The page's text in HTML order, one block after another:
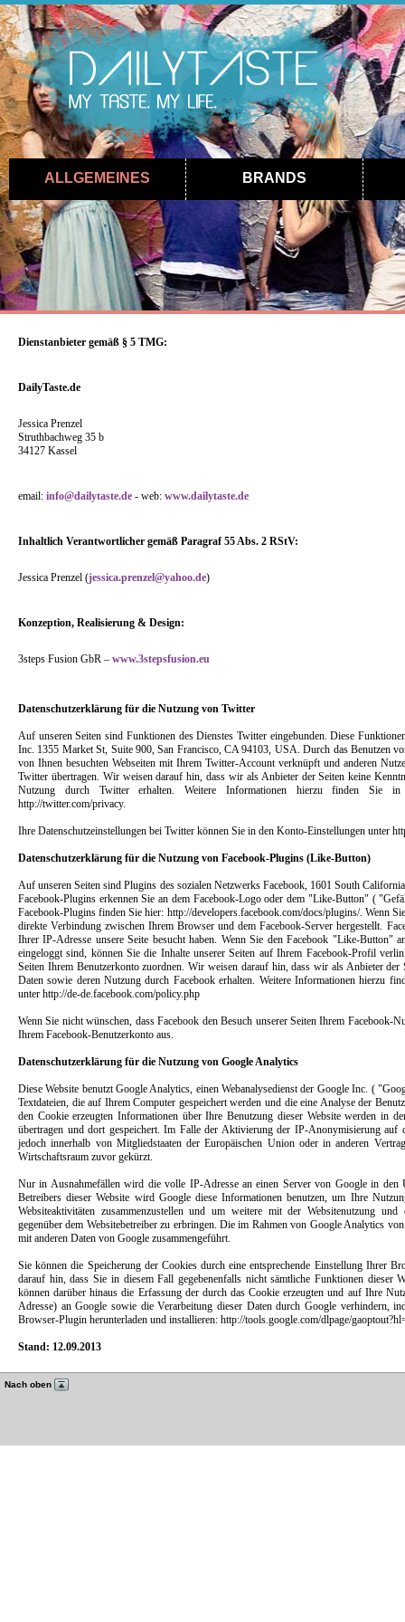
ALLGEMEINES BRANDS
Dienstanbieter gemäß § 5 TMG:
DailyTaste.de
Jessica Prenzel
Struthbachweg 35 b
34127 Kassel
email: info@dailytaste.de - web: www.dailytaste.de
Inhaltlich Verantwortlicher gemäß Paragraf 55 Abs. 2 RStV:
Jessica Prenzel (jessica.prenzel@yahoo.de)
Konzeption, Realisierung & Design:
3steps Fusion GbR – www.3stepsfusion.eu
Datenschutzerklärung für die Nutzung von Twitter
Auf unseren Seiten sind Funktionen des Dienstes Twitter eingebunden. Diese
Inc. 1355 Market St, Suite 900, San Francisco, CA 94103, USA. Durch das Benutzen
von Ihnen besuchten Webseiten mit Ihrem Twitter-Account verknüpft und anderen
Twitter übertragen. Wir weisen darauf hin, dass wir als Anbieter der Seiten keine
Nutzung durch Twitter erhalten. Weitere Informationen hierzu finden Sie
http://twitter.com/privacy.
Ihre Datenschutzeinstellungen bei Twitter können Sie in den Konto-Einstellungen unter
Datenschutzerklärung für die Nutzung von Facebook-Plugins (Like-Button)
Auf unseren Seiten sind Plugins des sozialen Netzwerks Facebook, 1601 South
Facebook-Plugins erkennen Sie an dem Facebook-Logo oder dem "Like-Button" (
Facebook-Plugins finden Sie hier: http://developers.facebook.com/docs/plugins/. Wenn
direkte Verbindung zwischen Ihrem Browser und dem Facebook-Server hergestellt.
Ihrer IP-Adresse unsere Seite besucht haben. Wenn Sie den Facebook "Like-Button"
eingeloggt sind, können Sie die Inhalte unserer Seiten auf Ihrem Facebook-Profil
Seiten Ihrem Benutzerkonto zuordnen. Wir weisen darauf hin, dass wir als Anbieter
Daten sowie deren Nutzung durch Facebook erhalten. Weitere Informationen hierzu
unter http://de-de.facebook.com/policy.php
Wenn Sie nicht wünschen, dass Facebook den Besuch unserer Seiten Ihrem Facebook-
Ihrem Facebook-Benutzerkonto aus.
Datenschutzerklärung für die Nutzung von Google Analytics
Diese Website benutzt Google Analytics, einen Webanalysedienst der Google Inc. (
Textdateien, die auf Ihrem Computer gespeichert werden und die eine Analyse der
den Cookie erzeugten Informationen über Ihre Benutzung dieser Website werden in
übertragen und dort gespeichert. Im Falle der Aktivierung der IP-Anonymisierung
jedoch innerhalb von Mitgliedstaaten der Europäischen Union oder in anderen
Wirtschaftsraum zuvor gekürzt.
Nur in Ausnahmefällen wird die volle IP-Adresse an einen Server von Google in
Betreibers dieser Website wird Google diese Informationen benutzen, um Ihre
Websiteaktivitäten zusammenzustellen und um weitere mit der Websitenutzung und
gegenüber dem Websitebetreiber zu erbringen. Die im Rahmen von Google Analytics
mit anderen Daten von Google zusammengeführt.
Sie können die Speicherung der Cookies durch eine entsprechende Einstellung Ihrer
darauf hin, dass Sie in diesem Fall gegebenenfalls nicht sämtliche Funktionen dieser
können darüber hinaus die Erfassung der durch das Cookie erzeugten und auf Ihre
Adresse) an Google sowie die Verarbeitung dieser Daten durch Google verhindern,
Browser-Plugin herunterladen und installieren: http://tools.google.com/dlpage/
Stand: 12.09.2013
Nach oben